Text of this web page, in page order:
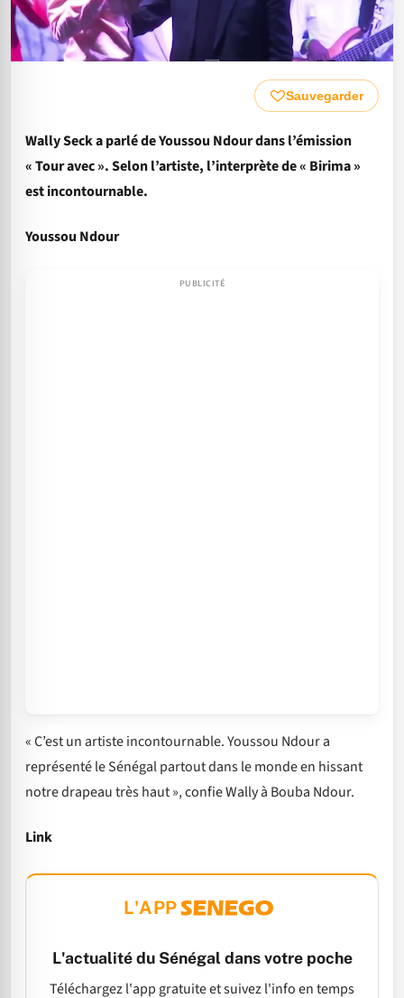
Sauvegarder
Wally Seck a parlé de Youssou Ndour dans l’émission
« Tour avec ». Selon l’artiste, l’interprète de « Birima »
est incontournable.
Youssou Ndour
« C’est un artiste incontournable. Youssou Ndour a
représenté le Sénégal partout dans le monde en hissant
notre drapeau très haut », confie Wally à Bouba Ndour.
Link
L'APP
L'actualité du Sénégal dans votre poche
Téléchargez l'app gratuite et suivez l'info en temps